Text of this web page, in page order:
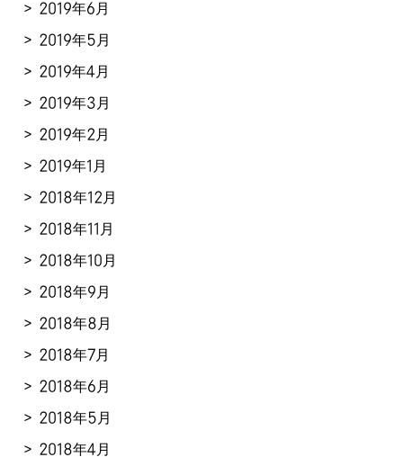
2019年6月
2019年5月
2019年4月
2019年3月
2019年2月
2019年1月
2018年12月
2018年11月
2018年10月
2018年9月
2018年8月
2018年7月
2018年6月
2018年5月
2018年4月